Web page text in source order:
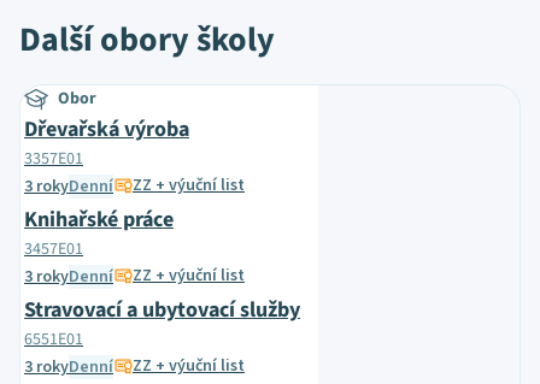
Další obory školy
Obor
Dřevařská výroba
3357E01
3 rokyDenní ZZ + výuční list
Knihařské práce
3457E01
3 rokyDenní ZZ + výuční list
Stravovací a ubytovací služby
6551E01
3 rokyDenní ZZ + výuční list